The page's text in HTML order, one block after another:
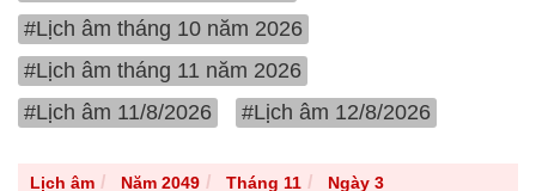
#Lịch âm tháng 10 năm 2026
#Lịch âm tháng 11 năm 2026
#Lịch âm 11/8/2026
#Lịch âm 12/8/2026
Lịch âm Năm 2049 Tháng 11 Ngày 3